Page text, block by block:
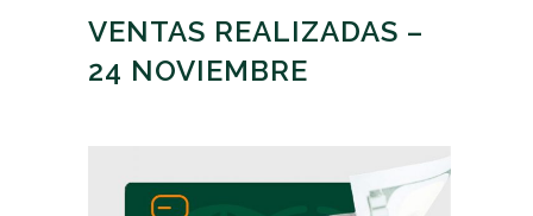
VENTAS REALIZADAS –
24 NOVIEMBRE